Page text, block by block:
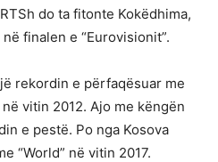
do ta fitonte Kokëdhima,
finalen e “Eurovisionit”.
rekordin e përfaqësuar me
vitin 2012. Ajo me këngën
e pestë. Po nga Kosova
“World” në vitin 2017.